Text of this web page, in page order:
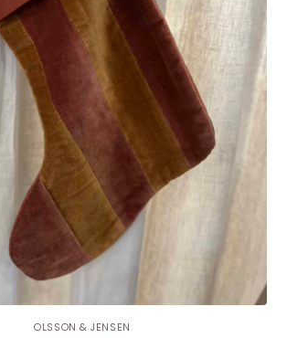
LÄGG I VARUKORG
OLSSON & JENSEN